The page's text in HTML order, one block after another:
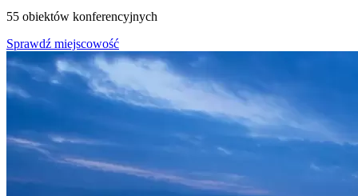
55 obiektów konferencyjnych
Sprawdź miejscowość